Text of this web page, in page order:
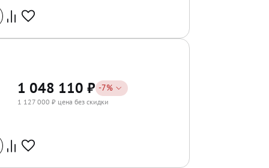
1 048 110 ₽ -7%
1 127 000 ₽ цена без скидки